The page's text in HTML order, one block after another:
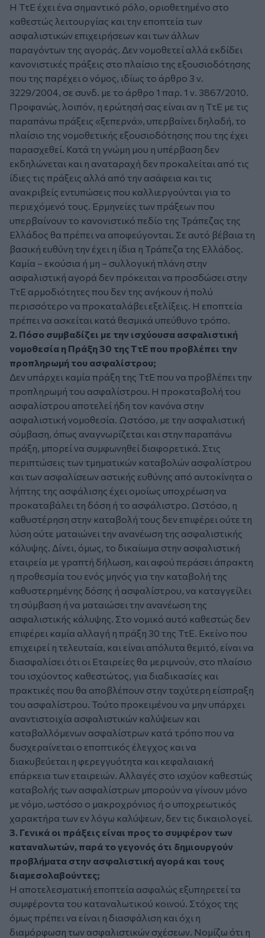
Η ΤτΕ έχει ένα σημαντικό ρόλο, οριοθετημένο στο
καθεστώς λειτουργίας και την εποπτεία των
ασφαλιστικών επιχειρήσεων και των άλλων
παραγόντων της αγοράς. Δεν νομοθετεί αλλά εκδίδει
κανονιστικές πράξεις στο πλαίσιο της εξουσιοδότησης
που της παρέχει ο νόμος, ιδίως το άρθρο 3 ν.
3229/2004, σε συνδ. με το άρθρο 1 παρ. 1 ν. 3867/2010.
Προφανώς, λοιπόν, η ερώτησή σας είναι αν η ΤτΕ με τις
παραπάνω πράξεις «ξεπερνά», υπερβαίνει δηλαδή, το
πλαίσιο της νομοθετικής εξουσιοδότησης που της έχει
παρασχεθεί. Κατά τη γνώμη μου η υπέρβαση δεν
εκδηλώνεται και η αναταραχή δεν προκαλείται από τις
ίδιες τις πράξεις αλλά από την ασάφεια και τις
ανακριβείς εντυπώσεις που καλλιεργούνται για το
περιεχόμενό τους. Ερμηνείες των πράξεων που
υπερβαίνουν το κανονιστικό πεδίο της Τράπεζας της
Ελλάδος θα πρέπει να αποφεύγονται. Σε αυτό βέβαια τη
βασική ευθύνη την έχει η ίδια η Τράπεζα της Ελλάδος.
Καμία – εκούσια ή μη – συλλογική πλάνη στην
ασφαλιστική αγορά δεν πρόκειται να προσδώσει στην
ΤτΕ αρμοδιότητες που δεν της ανήκουν ή πολύ
περισσότερο να προκαταλάβει εξελίξεις. Η εποπτεία
πρέπει να ασκείται κατά θεσμικά υπεύθυνο τρόπο.
2. Πόσο συμβαδίζει με την ισχύουσα ασφαλιστική
νομοθεσία η Πράξη 30 της ΤτΕ που προβλέπει την
προπληρωμή του ασφαλίστρου;
Δεν υπάρχει καμία πράξη της ΤτΕ που να προβλέπει την
προπληρωμή του ασφαλίστρου. Η προκαταβολή του
ασφαλίστρου αποτελεί ήδη τον κανόνα στην
ασφαλιστική νομοθεσία. Ωστόσο, με την ασφαλιστική
σύμβαση, όπως αναγνωρίζεται και στην παραπάνω
πράξη, μπορεί να συμφωνηθεί διαφορετικά. Στις
περιπτώσεις των τμηματικών καταβολών ασφαλίστρου
και των ασφαλίσεων αστικής ευθύνης από αυτοκίνητα ο
λήπτης της ασφάλισης έχει ομοίως υποχρέωση να
προκαταβάλει τη δόση ή το ασφάλιστρο. Ωστόσο, η
καθυστέρηση στην καταβολή τους δεν επιφέρει ούτε τη
λύση ούτε ματαιώνει την ανανέωση της ασφαλιστικής
κάλυψης. Δίνει, όμως, το δικαίωμα στην ασφαλιστική
εταιρεία με γραπτή δήλωση, και αφού περάσει άπρακτη
η προθεσμία του ενός μηνός για την καταβολή της
καθυστερημένης δόσης ή ασφαλίστρου, να καταγγείλει
τη σύμβαση ή να ματαιώσει την ανανέωση της
ασφαλιστικής κάλυψης. Στο νομικό αυτό καθεστώς δεν
επιφέρει καμία αλλαγή η πράξη 30 της ΤτΕ. Εκείνο που
επιχειρεί η τελευταία, και είναι απόλυτα θεμιτό, είναι να
διασφαλίσει ότι οι Εταιρείες θα μεριμνούν, στο πλαίσιο
του ισχύοντος καθεστώτος, για διαδικασίες και
πρακτικές που θα αποβλέπουν στην ταχύτερη είσπραξη
του ασφαλίστρου. Τούτο προκειμένου να μην υπάρχει
αναντιστοιχία ασφαλιστικών καλύψεων και
καταβαλλόμενων ασφαλίστρων κατά τρόπο που να
δυσχεραίνεται ο εποπτικός έλεγχος και να
διακυβεύεται η φερεγγυότητα και κεφαλαιακή
επάρκεια των εταιρειών. Αλλαγές στο ισχύον καθεστώς
καταβολής των ασφαλίστρων μπορούν να γίνουν μόνο
με νόμο, ωστόσο ο μακροχρόνιος ή ο υποχρεωτικός
χαρακτήρα των εν λόγω καλύψεων, δεν τις δικαιολογεί.
3. Γενικά οι πράξεις είναι προς το συμφέρον των
καταναλωτών, παρά το γεγονός ότι δημιουργούν
προβλήματα στην ασφαλιστική αγορά και τους
διαμεσολαβούντες;
Η αποτελεσματική εποπτεία ασφαλώς εξυπηρετεί τα
συμφέροντα του καταναλωτικού κοινού. Στόχος της
όμως πρέπει να είναι η διασφάλιση και όχι η
διαμόρφωση των ασφαλιστικών σχέσεων. Νομίζω ότι η